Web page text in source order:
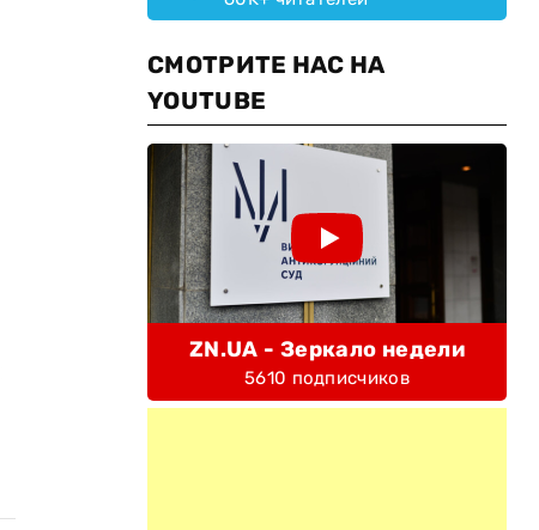
СМОТРИТЕ НАС НА
YOUTUBE
ZN.UA - Зеркало недели
5610 подписчиков